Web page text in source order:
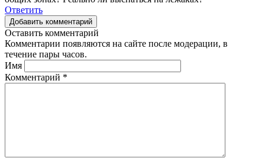
Ответить
Добавить комментарий
Оставить комментарий
Комментарии появляются на сайте после модерации, в
течение пары часов.
Имя
Комментарий *